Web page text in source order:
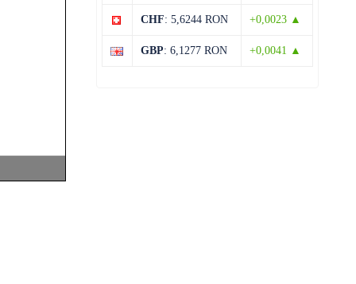
13 august
CHF: 5,6244 RON +0,0023 ▲
GBP: 6,1277 RON +0,0041 ▲